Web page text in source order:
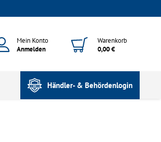
Mein Konto
Anmelden
Warenkorb
0,00 €
Händler- & Behördenlogin